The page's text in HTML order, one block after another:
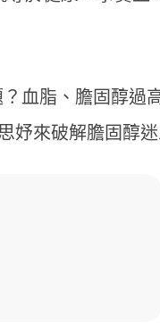
血脂、膽固醇過
妤來破解膽固醇迷